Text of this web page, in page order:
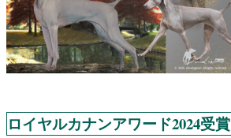
ロイヤルカナンアワード2024受賞